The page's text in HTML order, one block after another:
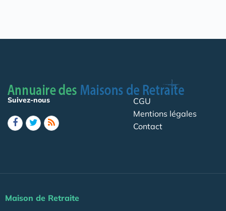
Suivez-nous
CGU
Mentions légales
Contact
Maison de Retraite